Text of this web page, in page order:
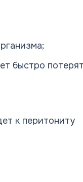
быстро
к перитониту